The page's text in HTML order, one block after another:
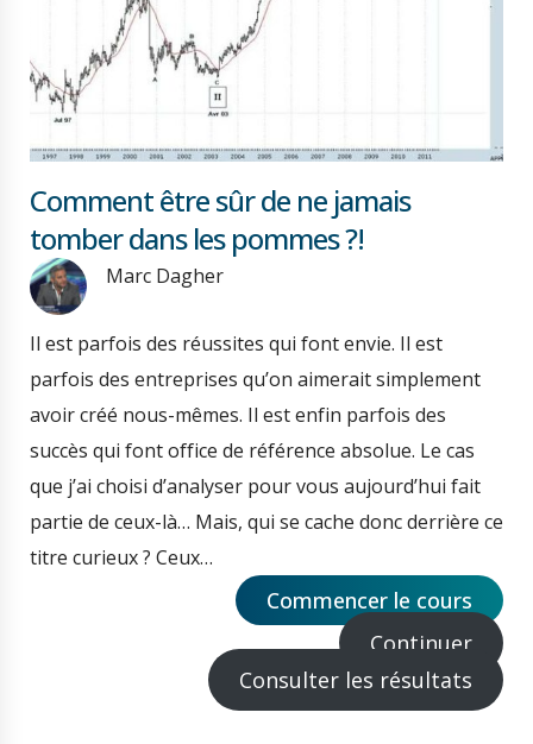
Comment être sûr de ne jamais
tomber dans les pommes ?!
Marc Dagher
Il est parfois des réussites qui font envie. Il est
parfois des entreprises qu’on aimerait simplement
avoir créé nous-mêmes. Il est enfin parfois des
succès qui font office de référence absolue. Le cas
que j’ai choisi d’analyser pour vous aujourd’hui fait
partie de ceux-là… Mais, qui se cache donc derrière ce
titre curieux ? Ceux…
Commencer le cours
Continuer
Consulter les résultats